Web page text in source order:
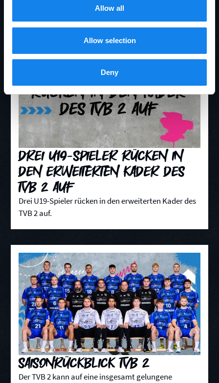
Allow all
Allow selection
Deny
gilt für sämtliche Jugend- und Aktivenspiele und
Drei U19-Spieler rücken in
den erweiterten Kader des
TVB 2 auf
Drei U19-Spieler rücken in den erweiterten Kader des
TVB 2 auf.
Saisonrückblick TVB 2
Der TVB 2 kann auf eine insgesamt gelungene